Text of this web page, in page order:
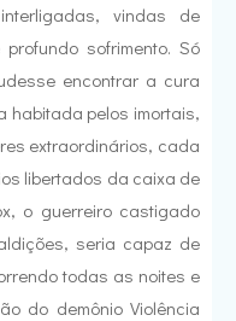
vindas de
sofrimento. Só
encontrar a cura
habitada pelos imortais,
extraordinários, cada
libertados da caixa de
o guerreiro castigado
seria capaz de
todas as noites e
do demônio Violência